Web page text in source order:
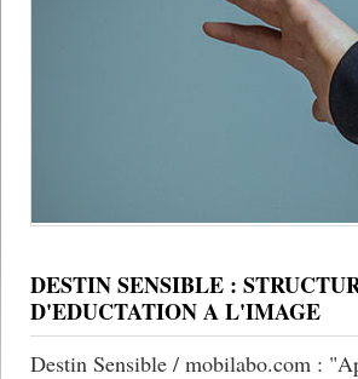
DESTIN SENSIBLE :
D'EDUCTATION A L'IMAGE
Destin Sensible / mobilabo.com :